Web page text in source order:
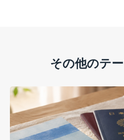
その他のテ